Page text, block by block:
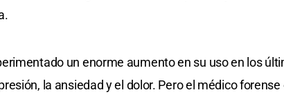
un enorme aumento en su uso en los
la ansiedad y el dolor. Pero el médico forense